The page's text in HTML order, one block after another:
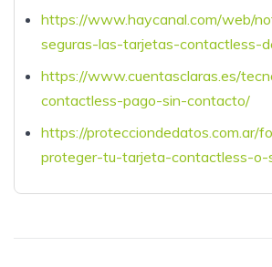
https://www.haycanal.com/web/
seguras-las-tarjetas-contactless-
https://www.cuentasclaras.es/
contactless-pago-sin-contacto/
https://protecciondedatos.com.ar/
proteger-tu-tarjeta-contactless-